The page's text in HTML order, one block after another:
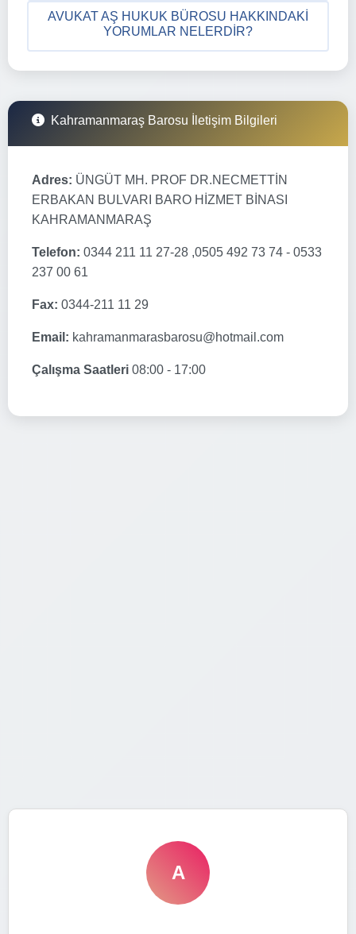
AVUKAT AŞ HUKUK BÜROSU HAKKINDAKI
YORUMLAR NELERDIR?
Kahramanmaraş Barosu İletişim Bilgileri
Adres: ÜNGÜT MH. PROF DR.NECMETTİN
ERBAKAN BULVARI BARO HİZMET BİNASI
KAHRAMANMARAŞ
Telefon: 0344 211 11 27-28 ,0505 492 73 74 - 0533
237 00 61
Fax: 0344-211 11 29
Email: kahramanmarasbarosu@hotmail.com
Çalışma Saatleri 08:00 - 17:00
A